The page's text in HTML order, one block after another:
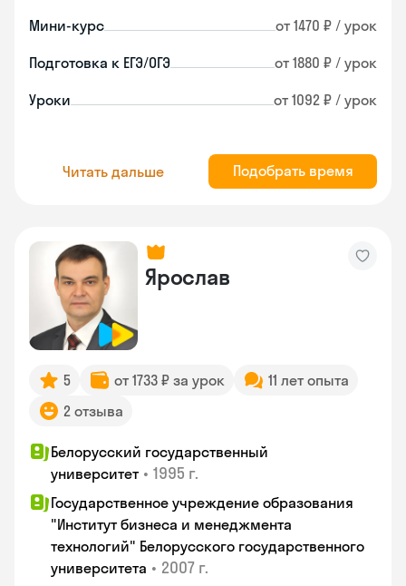
Мини-курс от 1470 ₽ / урок
Подготовка к ЕГЭ/ОГЭ от 1880 ₽ / урок
Уроки от 1092 ₽ / урок
Читать дальше Подобрать время
Ярослав
5 от 1733 ₽ за урок
11 лет опыта
2 отзыва
Белорусский государственный
университет • 1995 г.
Государственное учреждение образования
"Институт бизнеса и менеджмента
технологий" Белорусского государственного
университета • 2007 г.